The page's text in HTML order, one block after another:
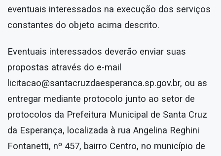
eventuais interessados na execução dos serviços
constantes do objeto acima descrito.
Eventuais interessados deverão enviar suas
propostas através do e-mail
licitacao@santacruzdaesperanca.sp.gov.br, ou as
entregar mediante protocolo junto ao setor de
protocolos da Prefeitura Municipal de Santa Cruz
da Esperança, localizada à rua Angelina Reghini
Fontanetti, nº 457, bairro Centro, no município de